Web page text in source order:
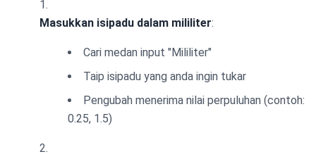
Masukkan isipadu dalam mililiter:
Cari medan input "Mililiter"
Taip isipadu yang anda ingin tukar
Pengubah menerima nilai perpuluhan (contoh:
0.25, 1.5)